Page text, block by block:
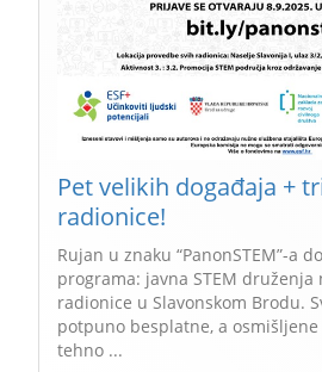
Pet velikih događaja +
radionice!
Rujan u znaku “PanonSTEM”-a
programa: javna STEM druženja
radionice u Slavonskom Brodu.
potpuno besplatne, a
tehno ...